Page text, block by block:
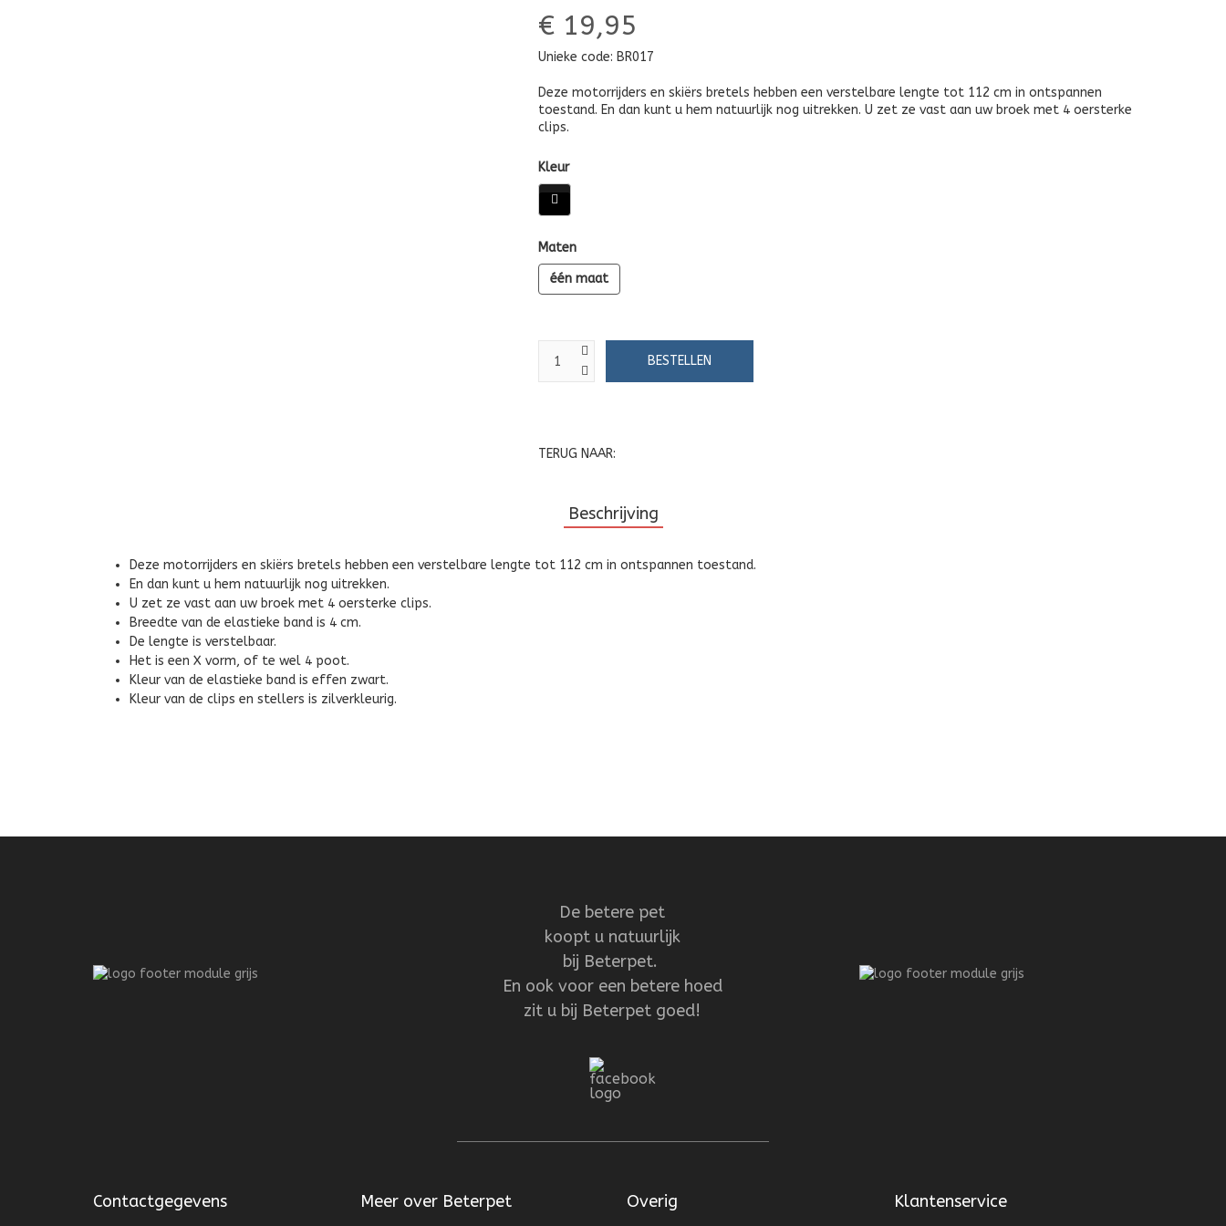
€ 19,95
Unieke code: BR017
Deze motorrijders en skiërs bretels hebben een verstelbare lengte tot 112 cm in ontspannen
toestand. En dan kunt u hem natuurlijk nog uitrekken. U zet ze vast aan uw broek met 4 oersterke
clips.
Kleur
Maten
één maat
TERUG NAAR:
Beschrijving
Deze motorrijders en skiërs bretels hebben een verstelbare lengte tot 112 cm in ontspannen toestand.
En dan kunt u hem natuurlijk nog uitrekken.
U zet ze vast aan uw broek met 4 oersterke clips.
Breedte van de elastieke band is 4 cm.
De lengte is verstelbaar.
Het is een X vorm, of te wel 4 poot.
Kleur van de elastieke band is effen zwart.
Kleur van de clips en stellers is zilverkleurig.
De betere pet
koopt u natuurlijk
bij Beterpet.
En ook voor een betere hoed
zit u bij Beterpet goed!
Contactgegevens Meer over Beterpet Overig Klantenservice